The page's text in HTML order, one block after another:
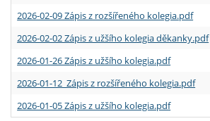
2026-02-09 Zápis z rozšířeného kolegia.pdf
2026-02-02 Zápis z užšího kolegia děkanky.pdf
2026-01-26 Zápis z užšího kolegia.pdf
2026-01-12 Zápis z rozšířeného kolegia.pdf
2026-01-05 Zápis z užšího kolegia.pdf